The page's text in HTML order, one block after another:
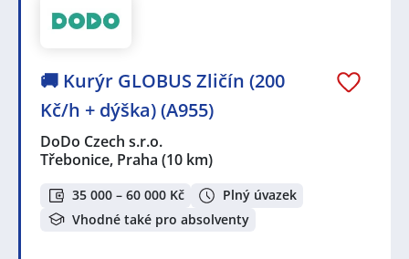
🚚 Kurýr GLOBUS Zličín (200
Kč/h + dýška) (A955)
DoDo Czech s.r.o.
Třebonice, Praha (10 km)
35 000 – 60 000 Kč
Plný úvazek
Vhodné také pro absolventy